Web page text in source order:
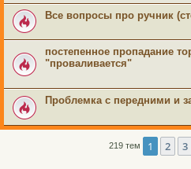
Все вопросы про ручник
постепенное пропадание
"проваливается"
Проблемка с передними и
219 тем 1 2 3